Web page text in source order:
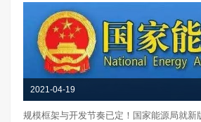
2021-04-19
规模框架与开发节奏已定！国家能源局就新